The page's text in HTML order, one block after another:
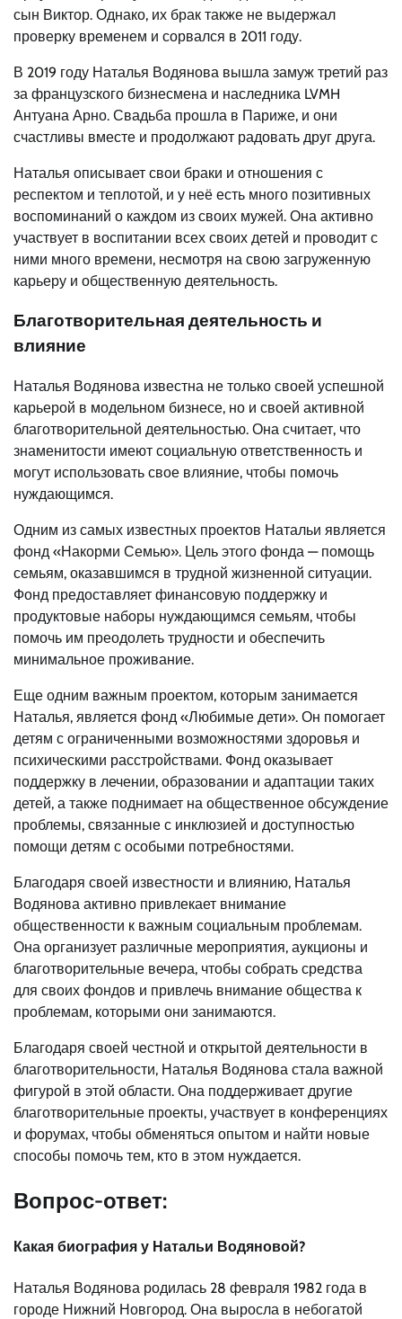
сын Виктор. Однако, их брак также не выдержал
проверку временем и сорвался в 2011 году.
В 2019 году Наталья Водянова вышла замуж третий раз
за французского бизнесмена и наследника LVMH
Антуана Арно. Свадьба прошла в Париже, и они
счастливы вместе и продолжают радовать друг друга.
Наталья описывает свои браки и отношения с
респектом и теплотой, и у неё есть много позитивных
воспоминаний о каждом из своих мужей. Она активно
участвует в воспитании всех своих детей и проводит с
ними много времени, несмотря на свою загруженную
карьеру и общественную деятельность.
Благотворительная деятельность и
влияние
Наталья Водянова известна не только своей успешной
карьерой в модельном бизнесе, но и своей активной
благотворительной деятельностью. Она считает, что
знаменитости имеют социальную ответственность и
могут использовать свое влияние, чтобы помочь
нуждающимся.
Одним из самых известных проектов Натальи является
фонд «Накорми Семью». Цель этого фонда — помощь
семьям, оказавшимся в трудной жизненной ситуации.
Фонд предоставляет финансовую поддержку и
продуктовые наборы нуждающимся семьям, чтобы
помочь им преодолеть трудности и обеспечить
минимальное проживание.
Еще одним важным проектом, которым занимается
Наталья, является фонд «Любимые дети». Он помогает
детям с ограниченными возможностями здоровья и
психическими расстройствами. Фонд оказывает
поддержку в лечении, образовании и адаптации таких
детей, а также поднимает на общественное обсуждение
проблемы, связанные с инклюзией и доступностью
помощи детям с особыми потребностями.
Благодаря своей известности и влиянию, Наталья
Водянова активно привлекает внимание
общественности к важным социальным проблемам.
Она организует различные мероприятия, аукционы и
благотворительные вечера, чтобы собрать средства
для своих фондов и привлечь внимание общества к
проблемам, которыми они занимаются.
Благодаря своей честной и открытой деятельности в
благотворительности, Наталья Водянова стала важной
фигурой в этой области. Она поддерживает другие
благотворительные проекты, участвует в конференциях
и форумах, чтобы обменяться опытом и найти новые
способы помочь тем, кто в этом нуждается.
Вопрос-ответ:
Какая биография у Натальи Водяновой?
Наталья Водянова родилась 28 февраля 1982 года в
городе Нижний Новгород. Она выросла в небогатой